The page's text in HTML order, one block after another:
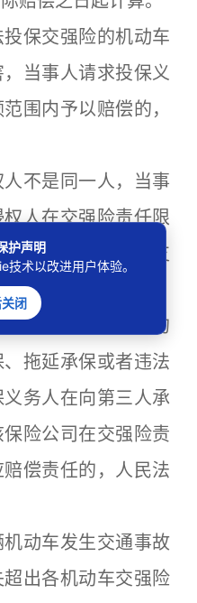
交强险的机动车
当事人请求投保义
围内予以赔偿的，
不是同一人，当事
人在交强险责任限
，人民法院应予支
强险业务资格的
拖延承保或者违法
务人在向第三人承
险公司在交强险责
偿责任的，人民法
车发生交通事故
出各机动车交强险
护声明
术以改进用户体验。
闭